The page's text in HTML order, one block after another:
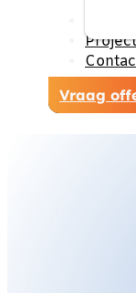
Vraag